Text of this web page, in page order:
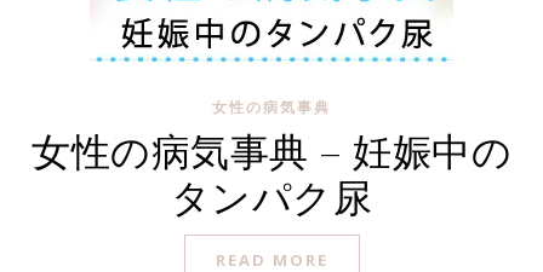
女性の病気事典
女性の病気事典 – 妊娠中の
タンパク尿
READ MORE